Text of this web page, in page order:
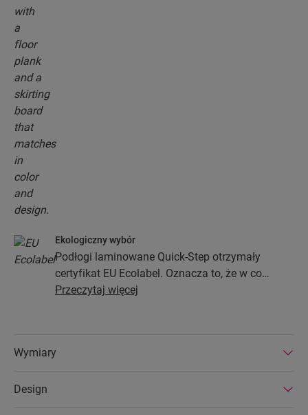
Ekologiczny wybór
Podłogi laminowane Quick-Step otrzymały
certyfikat EU Ecolabel. Oznacza to, że w co
najmniej 80% zostały wykonane z drewna
fabrykach. Podłogi laminowane Quick-Step
Przeczytaj więcej
Wymiary
Design